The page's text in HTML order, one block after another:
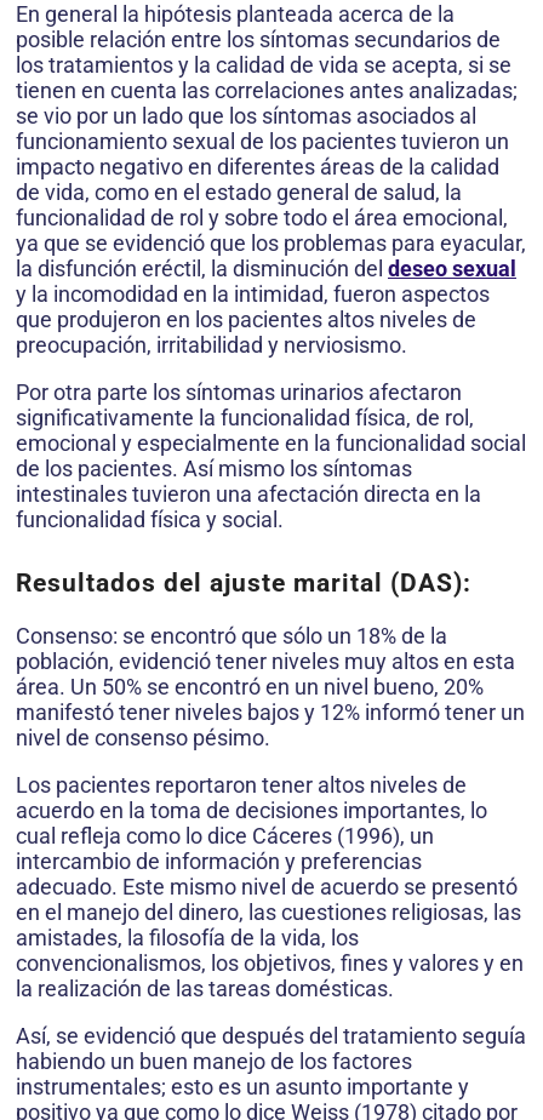
En general la hipótesis planteada acerca de la
posible relación entre los síntomas secundarios de
los tratamientos y la calidad de vida se acepta, si se
tienen en cuenta las corre­laciones antes analizadas;
se vio por un lado que los síntomas asociados al
funcionamiento sexual de los pacientes tuvieron un
impacto negativo en diferentes áreas de la calidad
de vida, como en el estado general de salud, la
funcionalidad de rol y sobre todo el área emo­cional,
ya que se evidenció que los problemas para eyacular,
la disfunción eréctil, la dismi­nución del deseo sexual
y la incomodidad en la intimidad, fueron aspectos
que produjeron en los pacientes altos niveles de
preocupación, irritabilidad y nerviosismo.
Por otra parte los síntomas urinarios afectaron
significativamente la funcionalidad física, de rol,
emocional y especialmente en la funcionalidad social
de los pacientes. Así mismo los síntomas
intestinales tuvieron una afectación directa en la
funcionalidad física y social.
Resultados del ajuste marital (DAS):
Consenso: se encontró que sólo un 18% de la
población, evidenció tener niveles muy altos en esta
área. Un 50% se encontró en un nivel bueno, 20%
manifestó tener niveles bajos y 12% informó tener un
nivel de consenso pésimo.
Los pacientes reportaron tener altos ni­veles de
acuerdo en la toma de decisiones importantes, lo
cual refleja como lo dice Cá­ceres (1996), un
intercambio de información y preferencias
adecuado. Este mismo nivel de acuerdo se presentó
en el manejo del dinero, las cuestiones religiosas, las
amistades, la fi­losofía de la vida, los
convencionalismos, los objetivos, fines y valores y en
la realización de las tareas domésticas.
Así, se evidenció que después del tratamiento seguía
habiendo un buen manejo de los factores
instrumentales; esto es un asunto importante y
positivo ya que como lo dice Weiss (1978) citado por